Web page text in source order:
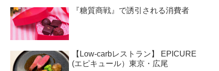
『糖質商戦』で誘引される消費者
【Low-carbレストラン】 EPICURE
(エピキュール）東京・広尾